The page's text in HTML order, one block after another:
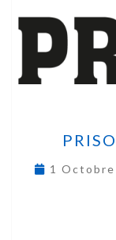
1 Octobre